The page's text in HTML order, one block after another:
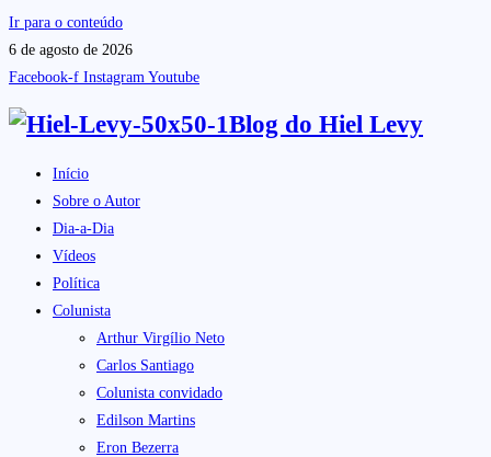
Ir para o conteúdo
6 de agosto de 2026
Facebook-f Instagram Youtube
Blog do Hiel Levy
Início
Sobre o Autor
Dia-a-Dia
Vídeos
Política
Colunista
Arthur Virgílio Neto
Carlos Santiago
Colunista convidado
Edilson Martins
Eron Bezerra